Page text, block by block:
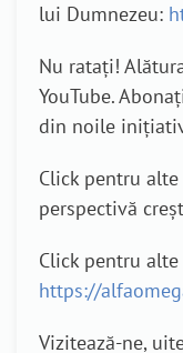
lui Dumnezeu:
Nu ratați!
YouTube.
din noile
Click pentru
perspectivă
Click pentru
https://
Vizitează-ne,